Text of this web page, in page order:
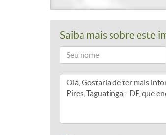
Saiba mais sobre este